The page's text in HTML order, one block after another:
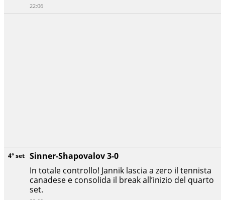
4° set Sinner-Shapovalov 3-0
In totale controllo! Jannik lascia a zero il tennista
canadese e consolida il break all’inizio del quarto
set.
22:06